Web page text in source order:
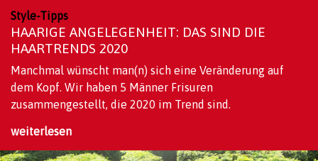
Style-Tipps
HAARIGE ANGELEGENHEIT: DAS SIND DIE
HAARTRENDS 2020
Manchmal wünscht man(n) sich eine Veränderung auf
dem Kopf. Wir haben 5 Männer Frisuren
zusammengestellt, die 2020 im Trend sind.
weiterlesen